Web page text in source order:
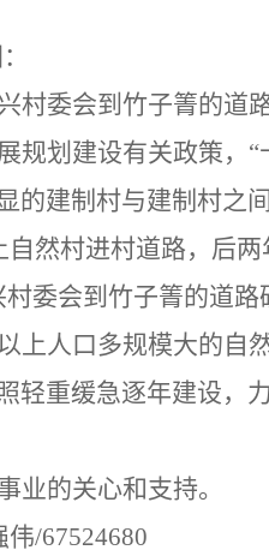
：
村委会到竹子箐的道
规划建设有关政策， “
的建制村与建制村之
自然村进村道路，后
村委会到竹子箐的道路
上人口多规模大的自
轻重缓急逐年建设，
业的关心和支持。
伟/67524680